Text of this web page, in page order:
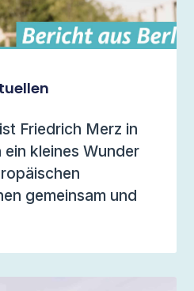
Friedrich Merz in
kleines Wunder
gemeinsam und